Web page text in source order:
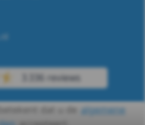
3.336 reviews
dat u de algemene